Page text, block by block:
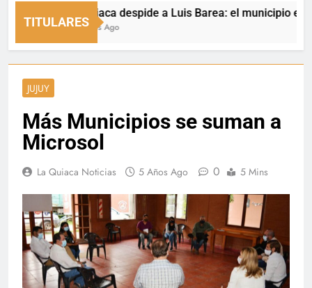
TITULARES
La Quiaca despide a Luis Barea: el municipio expresó
24 Horas Ago
JUJUY
Más Municipios se suman a
Microsol
La Quiaca Noticias 5 Años Ago 0 5 Mins